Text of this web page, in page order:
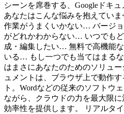
シーンを席巻する、Googleドキ
あなたはこんな悩みを抱えてい
作業がうまくいかない… バージ
がどれかわからない… いつでも
成・編集したい… 無料で高機能
いる… もし一つでも当てはまるな
はまさにあなたのためのソリュー
ュメントは、ブラウザ上で動作
ト。Wordなどの従来のソフトウ
ながら、クラウドの力を最大限
効率性を提供します。 リアルタ